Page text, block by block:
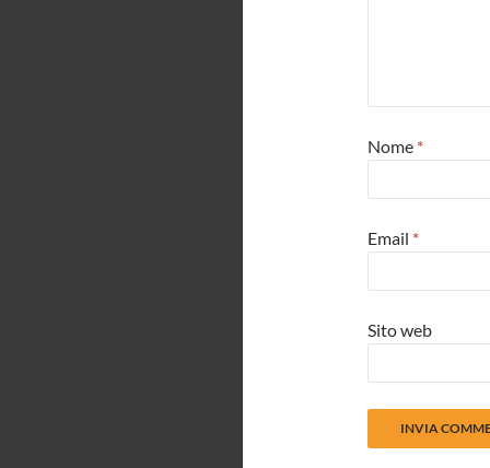
Nome *
Email *
Sito web